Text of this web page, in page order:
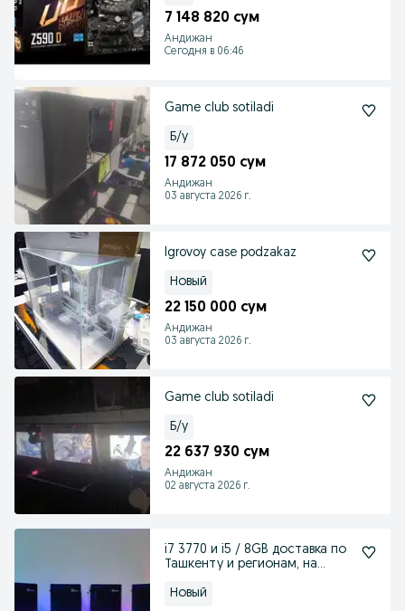
7 148 820 сум
Андижан
Сегодня в 06:46
Game club sotiladi
Б/у
17 872 050 сум
Андижан
03 августа 2026 г.
Igrovoy case podzakaz
Новый
22 150 000 сум
Андижан
03 августа 2026 г.
Game club sotiladi
Б/у
22 637 930 сум
Андижан
02 августа 2026 г.
i7 3770 и i5 / 8GB доставка по
Ташкенту и регионам, на
Новый